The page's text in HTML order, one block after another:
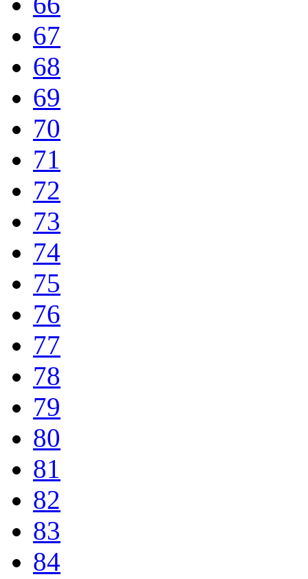
67
68
69
70
71
72
73
74
75
76
77
78
79
80
81
82
83
84